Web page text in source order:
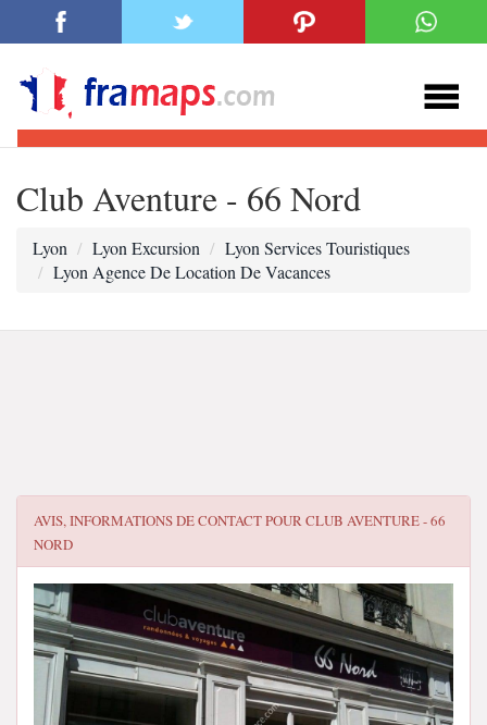
Club Aventure - 66 Nord
Lyon Lyon Excursion
Lyon Services Touristiques
Lyon Agence De Location De Vacances
AVIS, INFORMATIONS DE CONTACT POURCLUB AVENTURE - 66
NORD